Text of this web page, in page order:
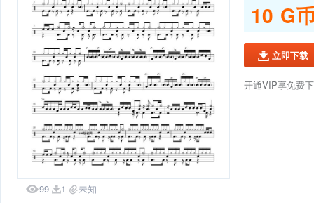
99  1 未知
10 G
 立即下载
开通VIP享免费